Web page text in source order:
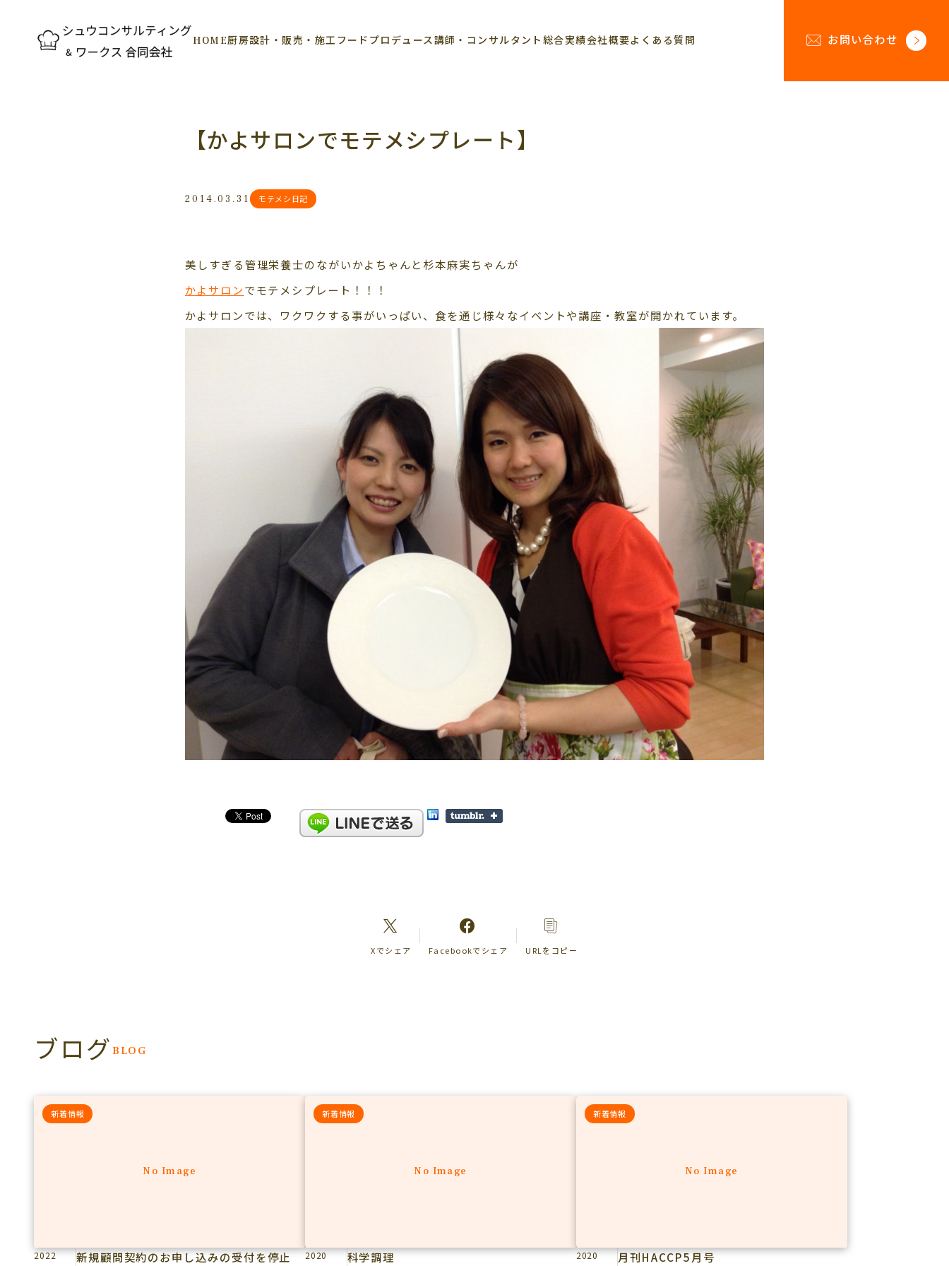
HOME厨房設計・販売・施工 フードプロデュース講師・コンサルタント 総合実績会社概要よくある質問 お問い合わせ
【かよサロンでモテメシプレート】
2014.03.31 モテメシ日記
美しすぎる管理栄養士のながいかよちゃんと杉本麻実ちゃんが
かよサロンでモテメシプレート！！！
かよサロンでは、ワクワクする事がいっぱい、食を通じ様々なイベントや講座・教室が開かれています。
Xでシェア Facebookでシェア URLをコピー
BLOG
ブログ
No Image
新着情報
2022 新規顧問契約のお申し込みの受付を停止
No Image
新着情報
2020 科学調理
No Image
新着情報
2020 月刊HACCP5月号